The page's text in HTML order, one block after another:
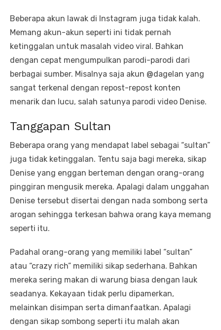
Beberapa akun lawak di Instagram juga tidak kalah.
Memang akun-akun seperti ini tidak pernah
ketinggalan untuk masalah video viral. Bahkan
dengan cepat mengumpulkan parodi-parodi dari
berbagai sumber. Misalnya saja akun @dagelan yang
sangat terkenal dengan repost-repost konten
menarik dan lucu, salah satunya parodi video Denise.
Tanggapan Sultan
Beberapa orang yang mendapat label sebagai “sultan”
juga tidak ketinggalan. Tentu saja bagi mereka, sikap
Denise yang enggan berteman dengan orang-orang
pinggiran mengusik mereka. Apalagi dalam unggahan
Denise tersebut disertai dengan nada sombong serta
arogan sehingga terkesan bahwa orang kaya memang
seperti itu.
Padahal orang-orang yang memiliki label “sultan”
atau “crazy rich” memiliki sikap sederhana. Bahkan
mereka sering makan di warung biasa dengan lauk
seadanya. Kekayaan tidak perlu dipamerkan,
melainkan disimpan serta dimanfaatkan. Apalagi
dengan sikap sombong seperti itu malah akan